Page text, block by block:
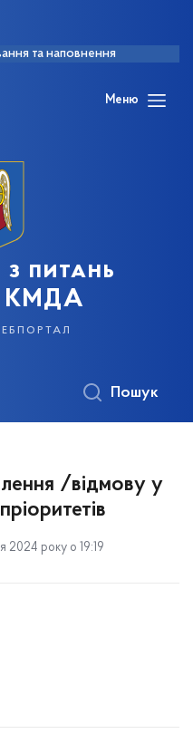
та наповнення
Меню
з питань
КМДА
Пошук
/відмову у
2024 року о 19:19